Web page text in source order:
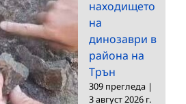
находището
на
динозаври в
района на
Трън
309 прегледа |
3 август 2026 г.